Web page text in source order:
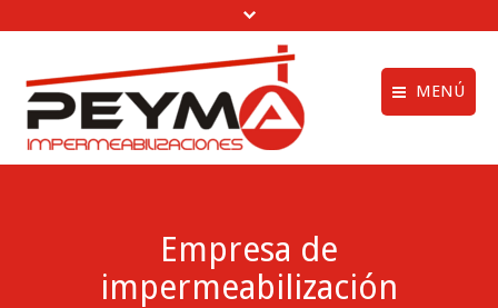
MENÚ
Quiénes Somos
Trabajos de
Impermeabilización menú creditos
Empresa de
impermeabilización